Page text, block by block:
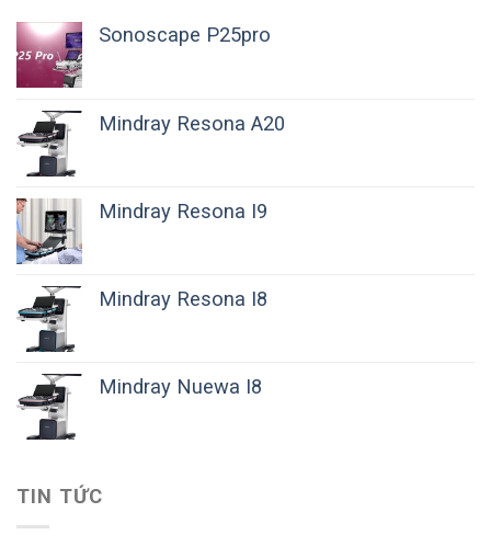
Sonoscape P25pro
Mindray Resona A20
Mindray Resona I9
Mindray Resona I8
Mindray Nuewa I8
TIN TỨC